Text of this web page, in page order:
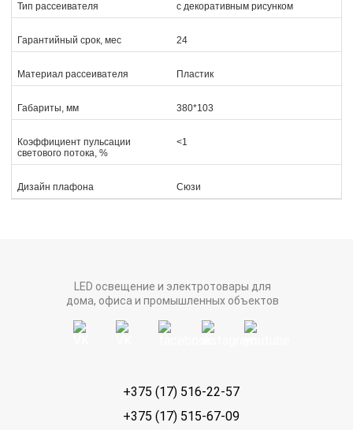
Тип рассеивателя с декоративным рисунком
Гарантийный срок, мес 24
Материал рассеивателя Пластик
Габариты, мм 380*103
Коэффициент пульсации
светового потока, %
<1
Дизайн плафона Сюзи
LED освещение и электротовары для
дома, офиса и промышленных объектов
+375 (17) 516-22-57
+375 (17) 515-67-09